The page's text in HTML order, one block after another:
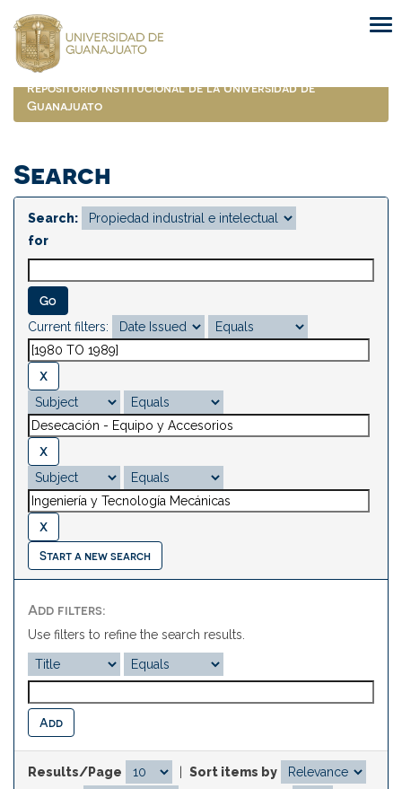
navigation
Repositorio Institucional de la Universidad de
Guanajuato
Search
Search:
for
Current filters:
Start a new search
Add filters:
Use filters to refine the search results.
Results/Page
Sort items by